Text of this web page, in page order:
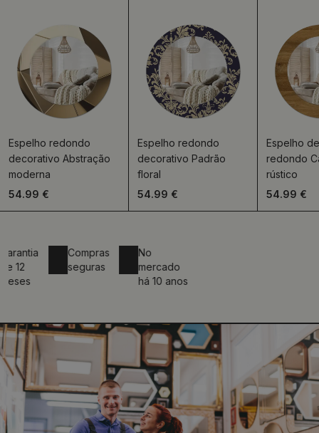
Espelho redondo
decorativo Abstração
moderna
54.99 €
Espelho redondo
decorativo Padrão
floral
54.99 €
Espelho
redondo
rústico
54.99 €
Compras
seguras
mercado
há 10 anos